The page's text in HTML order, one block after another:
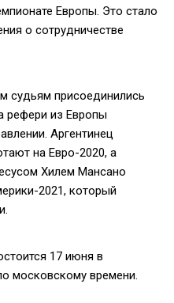
Европы. Это стало
о сотрудничестве
судьям присоединились
рефери из Европы
Аргентинец
на Евро-2020, а
Хилем Мансано
2021, который
17 июня в
московскому времени.